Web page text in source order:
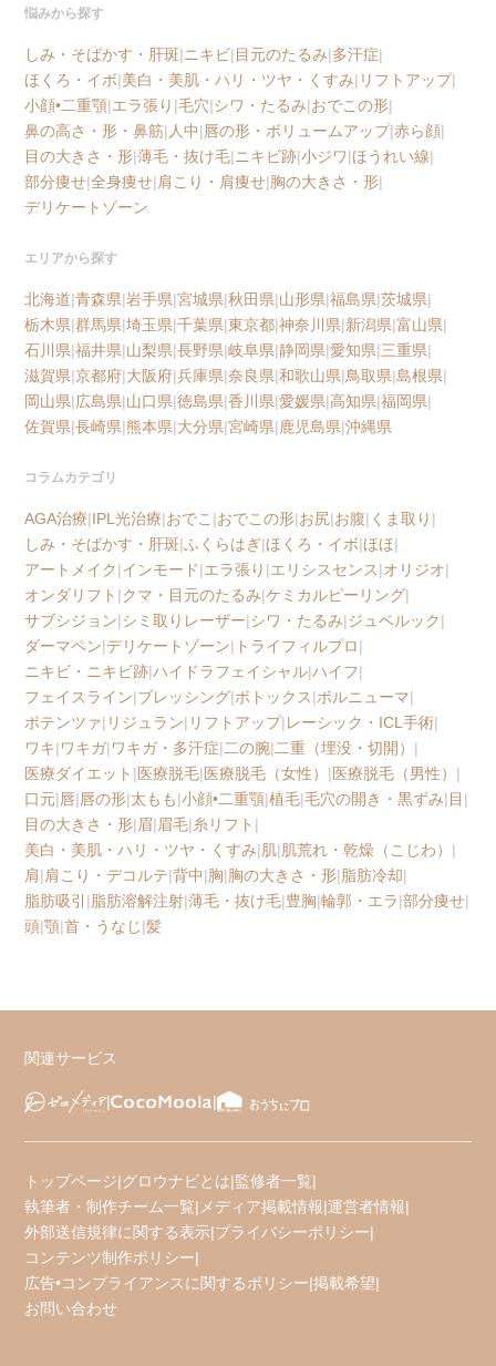
悩みから探す
しみ・そばかす・肝斑| ニキビ|目元のたるみ|多汗症|
ほくろ・イボ|美白・美肌・ハリ・ツヤ・くすみ| リフトアップ|
小顔•二重顎|エラ張り |毛穴|シワ・たるみ|おでこの形|
鼻の高さ・形・鼻筋| 人中|唇の形・ボリュームアップ|赤ら顔|
目の大きさ・形|薄毛・抜け毛| ニキビ跡|小ジワ|ほうれい線|
部分痩せ|全身痩せ|肩こり・肩痩せ|胸の大きさ・形|
デリケートゾーン
エリアから探す
北海道|青森県|岩手県|宮城県|秋田県|山形県|福島県|茨城県|
栃木県|群馬県|埼玉県|千葉県|東京都|神奈川県|新潟県|富山県|
石川県|福井県|山梨県|長野県|岐阜県|静岡県|愛知県|三重県|
滋賀県|京都府|大阪府|兵庫県|奈良県|和歌山県|鳥取県|島根県|
岡山県|広島県|山口県|徳島県|香川県|愛媛県|高知県|福岡県|
佐賀県|長崎県|熊本県|大分県|宮崎県|鹿児島県|沖縄県
コラムカテゴリ
AGA治療|IPL光治療|おでこ |おでこの形|お尻|お腹| くま取り |
しみ・そばかす・肝斑|ふくらはぎ|ほくろ・イボ|ほほ|
アートメイク|インモード|エラ張り |エリシスセンス|オリジオ|
オンダリフト |クマ・目元のたるみ|ケミカルピーリング|
サブシジョン|シミ取りレーザー|シワ・たるみ|ジュベルック|
ダーマペン|デリケートゾーン| トライフィルプロ|
ニキビ・ニキビ跡|ハイドラフェイシャル|ハイフ|
フェイスライン|ブレッシング|ボトックス|ボルニューマ|
ポテンツァ| リジュラン| リフトアップ|レーシック・ICL手術|
ワキ|ワキガ|ワキガ・多汗症|二の腕|二重（埋没・切開） |
医療ダイエット |医療脱毛|医療脱毛（女性） |医療脱毛（男性） |
口元|唇|唇の形|太もも|小顔•二重顎|植毛|毛穴の開き・黒ずみ|目 |
目の大きさ・形|眉|眉毛|糸リフト |
美白・美肌・ハリ・ツヤ・くすみ|肌|肌荒れ・乾燥（こじわ） |
肩|肩こり・デコルテ|背中|胸|胸の大きさ・形|脂肪冷却|
脂肪吸引 |脂肪溶解注射|薄毛・抜け毛|豊胸|輪郭・エラ|部分痩せ|
頭|顎|首・うなじ|髪
関連サービス
トップページ|グロウナビとは|監修者一覧|
執筆者・制作チーム一覧| メディア掲載情報|運営者情報|
外部送信規律に関する表示|プライバシーポリシー|
コンテンツ制作ポリシー|
広告•コンプライアンスに関するポリシー|掲載希望|
お問い合わせ